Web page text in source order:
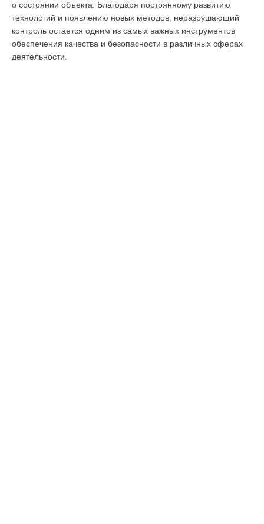
о состоянии объекта. Благодаря постоянному развитию
технологий и появлению новых методов, неразрушающий
контроль остается одним из самых важных инструментов
обеспечения качества и безопасности в различных сферах
деятельности.